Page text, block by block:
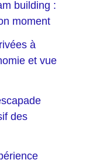
building :
moment
à
et vue
des